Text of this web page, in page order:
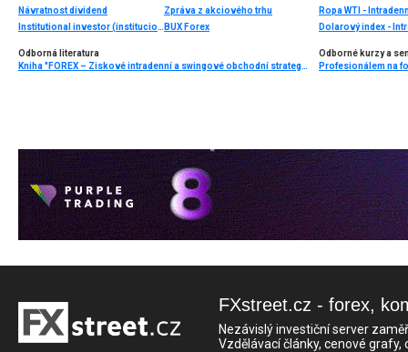
Návratnost dividend
Institutional investor (institucionální)
Zpráva z akciového trhu
BUX Forex
Ropa WTI -
Dolarový index -
Odborná literatura
Kniha "FOREX – Ziskové intradenní a swingové obchodní strategie" od Kathy Lien vychází v češtině!
Odborné kurzy a
Profesionálem na
FXstreet.cz - forex,
Nezávislý investiční server
Vzdělávací články, cenové